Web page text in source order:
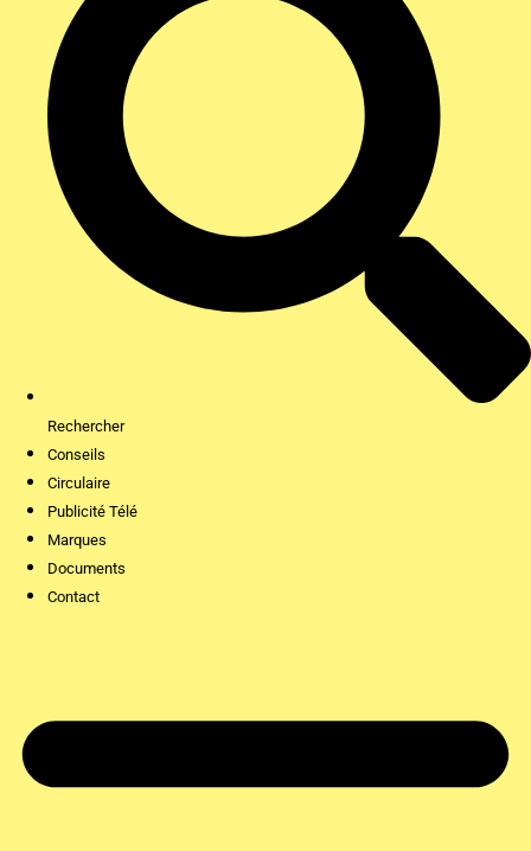
Rechercher
Conseils
Circulaire
Publicité Télé
Marques
Documents
Contact